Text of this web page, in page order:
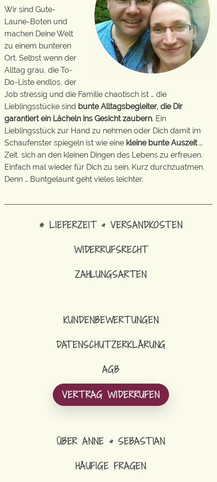
Wir sind Gute-
Laune-Boten und
machen Deine Welt
zu einem bunteren
Ort. Selbst wenn der
Alltag grau, die To-
Do-Liste endlos, der
Job stressig und die Familie chaotisch ist … die
Lieblingsstücke sind bunte Alltagsbegleiter, die Dir
garantiert ein Lächeln ins Gesicht zaubern. Ein
Lieblingsstück zur Hand zu nehmen oder Dich damit im
Schaufenster spiegeln ist wie eine kleine bunte Auszeit…
Zeit, sich an den kleinen Dingen des Lebens zu erfreuen.
Einfach mal wieder für Dich zu sein. Kurz durchzuatmen.
Denn … Buntgelaunt geht vieles leichter.
* LIEFERZEIT & VERSANDKOSTEN
WIDERRUFSRECHT
ZAHLUNGSARTEN
KUNDENBEWERTUNGEN
DATENSCHUTZERKLÄRUNG
AGB
VERTRAG WIDERRUFEN
ÜBER ANNE & SEBASTIAN
HÄUFIGE FRAGEN